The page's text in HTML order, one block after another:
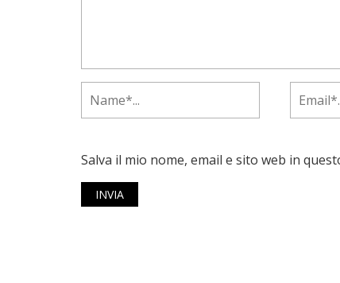
Salva il mio nome, email e sito web in